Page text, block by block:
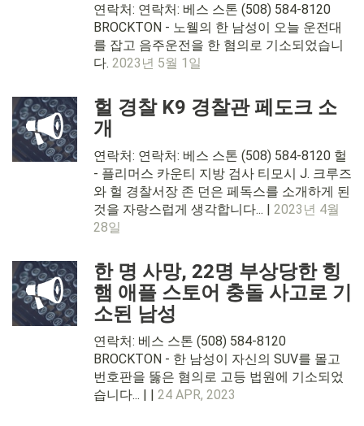
연락처: 연락처: 베스 스톤 (508) 584-8120
BROCKTON - 노웰의 한 남성이 오늘 운전대
를 잡고 음주운전을 한 혐의로 기소되었습니
다. 2023년 5월 1일
헐 경찰 K9 경찰관 페도크 소
개
연락처: 연락처: 베스 스톤 (508) 584-8120 헐
- 플리머스 카운티 지방 검사 티모시 J. 크루즈
와 헐 경찰서장 존 던은 페독스를 소개하게 된
것을 자랑스럽게 생각합니다... | 2023년 4월
28일
한 명 사망, 22명 부상당한 힝
햄 애플 스토어 충돌 사고로 기
소된 남성
연락처: 베스 스톤 (508) 584-8120
BROCKTON - 한 남성이 자신의 SUV를 몰고
번호판을 뚫은 혐의로 고등 법원에 기소되었
습니다... | | 24 APR, 2023